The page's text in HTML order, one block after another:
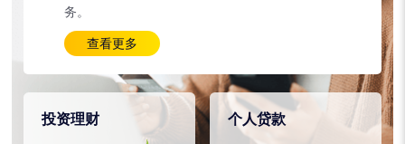
务。
查看更多
投资理财 个人贷款